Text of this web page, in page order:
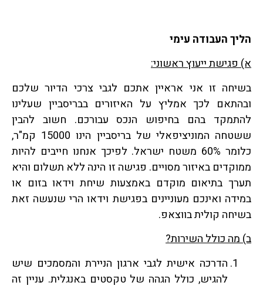
הליך העבודה עימי
א) פגישת ייעוץ ראשוני:
בשיחה זו אני אראיין אתכם לגבי צרכי הדיור שלכם
ובהתאם לכך אמליץ על האיזורים בבריסביין שעלינו
להתמקד בהם בחיפוש הנכס עבורכם. חשוב להבין
ששטחה המוניציפאלי של בריסביין הינו 15000 קמ"ר,
כלומר 60% משטח ישראל. לפיכך אנחנו חייבים להיות
ממוקדים באיזור מסויים. פגישה זו הינה ללא תשלום והיא
תערך בתיאום מוקדם באמצעות שיחת וידאו בזום או
במידה ואינכם מעוניינים בפגישת וידאו הרי שנעשה זאת
בשיחה קולית בווצאפ.
ב) מה כולל השירות?
הדרכה אישית לגבי ארגון הניירת והמסמכים שיש
להגיש, כולל הגהה של טקסטים באנגלית. עניין זה